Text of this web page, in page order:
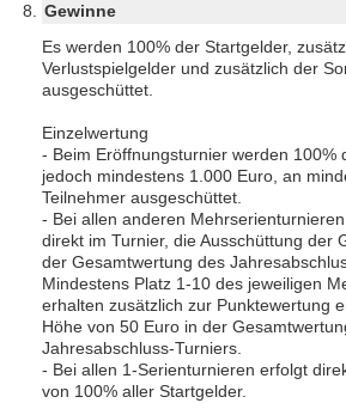
Gewinne
Es werden 100% der Startgelder,
Verlustspielgelder und zusätzlich der
ausgeschüttet.
Einzelwertung
- Beim Eröffnungsturnier werden 100%
jedoch mindestens 1.000 Euro, an
Teilnehmer ausgeschüttet.
- Bei allen anderen
direkt im Turnier, die Ausschüttung der
der Gesamtwertung des
Mindestens Platz 1-10 des jeweiligen
erhalten zusätzlich zur Punktewertung
Höhe von 50 Euro in der
Jahresabschluss-Turniers.
- Bei allen 1-Serienturnieren erfolgt
von 100% aller Startgelder.